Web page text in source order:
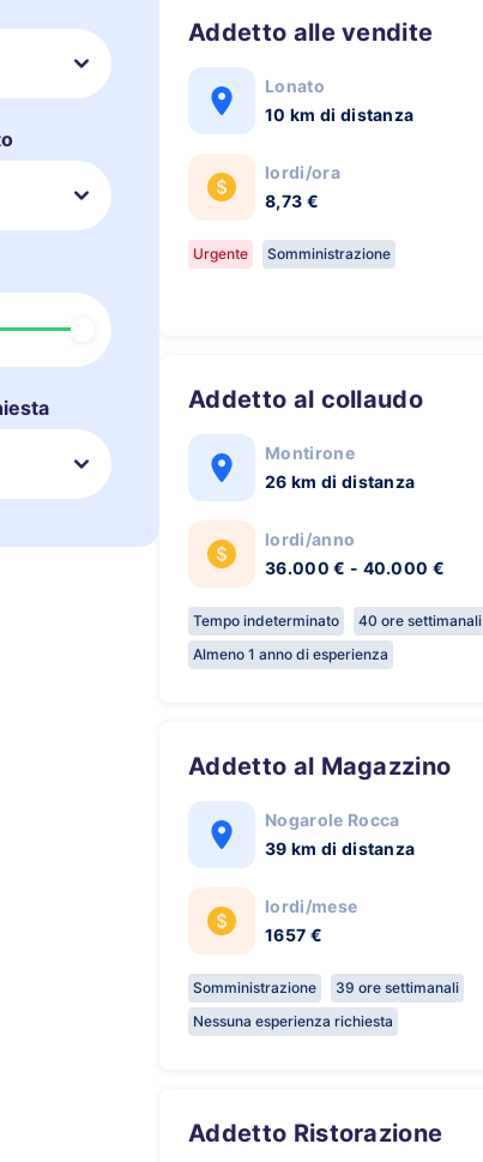
Addetto alle vendite
Lonato
10 km di distanza
lordi/ora
8,73 €
Urgente Somministrazione
Addetto al collaudo
Montirone
26 km di distanza
lordi/anno
36.000 € - 40.000 €
Tempo indeterminato
40 ore settimanali
Almeno 1 anno di esperienza
Addetto al Magazzino
Nogarole Rocca
39 km di distanza
lordi/mese
1657 €
Somministrazione
39 ore settimanali
Nessuna esperienza richiesta
Addetto Ristorazione